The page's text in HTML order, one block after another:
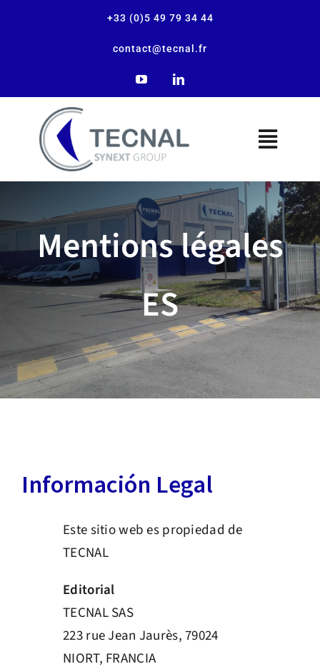
+33 (0)5 49 79 34 44
contact@tecnal.fr
Nuestras soluciones
Nuestras aplicaciones
Servicio postventa
Reclutamiento
Español
Mentions légales
ES
Información Legal
Este sitio web es propiedad de
TECNAL
Editorial
TECNAL SAS
223 rue Jean Jaurès, 79024
NIORT, FRANCIA